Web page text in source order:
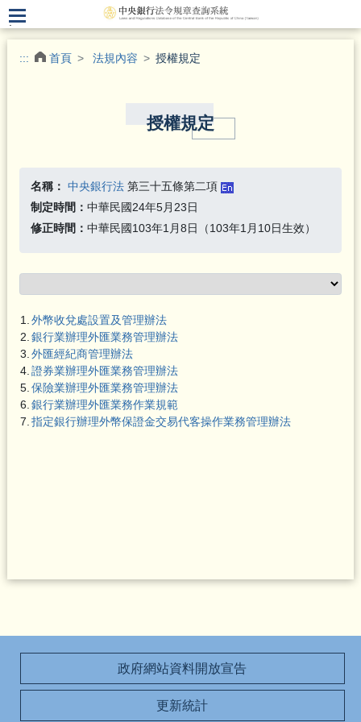
.
::: 首頁 法規內容 授權規定
授權規定
名稱： 中央銀行法第三十五條第二項
制定時間： 中華民國24年5月23日
修正時間： 中華民國103年1月8日（103年1月10日生效）
1. 外幣收兌處設置及管理辦法
2. 銀行業辦理外匯業務管理辦法
3. 外匯經紀商管理辦法
4. 證券業辦理外匯業務管理辦法
5. 保險業辦理外匯業務管理辦法
6. 銀行業辦理外匯業務作業規範
7. 指定銀行辦理外幣保證金交易代客操作業務管理辦法
政府網站資料開放宣告
更新統計